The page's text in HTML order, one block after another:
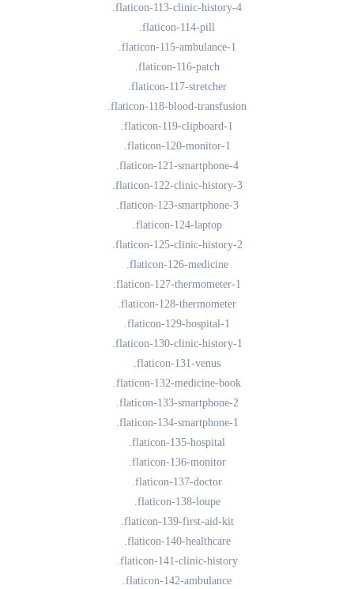
.flaticon-113-clinic-history-4
.flaticon-114-pill
.flaticon-115-ambulance-1
.flaticon-116-patch
.flaticon-117-stretcher
.flaticon-118-blood-transfusion
.flaticon-119-clipboard-1
.flaticon-120-monitor-1
.flaticon-121-smartphone-4
.flaticon-122-clinic-history-3
.flaticon-123-smartphone-3
.flaticon-124-laptop
.flaticon-125-clinic-history-2
.flaticon-126-medicine
.flaticon-127-thermometer-1
.flaticon-128-thermometer
.flaticon-129-hospital-1
.flaticon-130-clinic-history-1
.flaticon-131-venus
.flaticon-132-medicine-book
.flaticon-133-smartphone-2
.flaticon-134-smartphone-1
.flaticon-135-hospital
.flaticon-136-monitor
.flaticon-137-doctor
.flaticon-138-loupe
.flaticon-139-first-aid-kit
.flaticon-140-healthcare
.flaticon-141-clinic-history
.flaticon-142-ambulance